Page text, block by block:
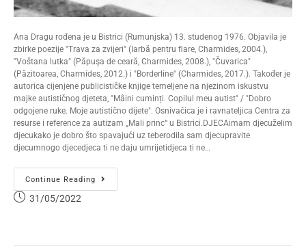
Ana Dragu rođena je u Bistrici (Rumunjska) 13. studenog 1976. Objavila je
zbirke poezije "Trava za zvijeri" (Iarbă pentru fiare, Charmides, 2004.),
"Voštana lutka" (Păpuşa de ceară, Charmides, 2008.), "Čuvarica"
(Păzitoarea, Charmides, 2012.) i "Borderline" (Charmides, 2017.). Također je
autorica cijenjene publicističke knjige temeljene na njezinom iskustvu
majke autističnog djeteta, "Mâini cuminți. Copilul meu autist" / "Dobro
odgojene ruke. Moje autistično dijete". Osnivačica je i ravnateljica Centra za
resurse i reference za autizam „Mali princ“ u Bistrici.DJECAimam djecuželim
djecukako je dobro što spavajući uz teberodila sam djecupravite
djecumnogo djecedjeca ti ne daju umrijetidjeca ti ne…
Continue Reading
31/05/2022